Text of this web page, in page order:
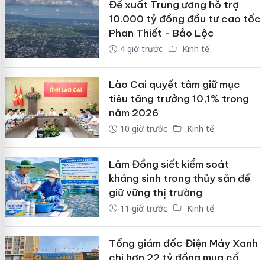
Đề xuất Trung ương hỗ trợ
10.000 tỷ đồng đầu tư cao tốc
Phan Thiết - Bảo Lộc
4 giờ trước Kinh tế
Lào Cai quyết tâm giữ mục
tiêu tăng trưởng 10,1% trong
năm 2026
10 giờ trước Kinh tế
Lâm Đồng siết kiểm soát
kháng sinh trong thủy sản để
giữ vững thị trường
11 giờ trước Kinh tế
Tổng giám đốc Điện Máy Xanh